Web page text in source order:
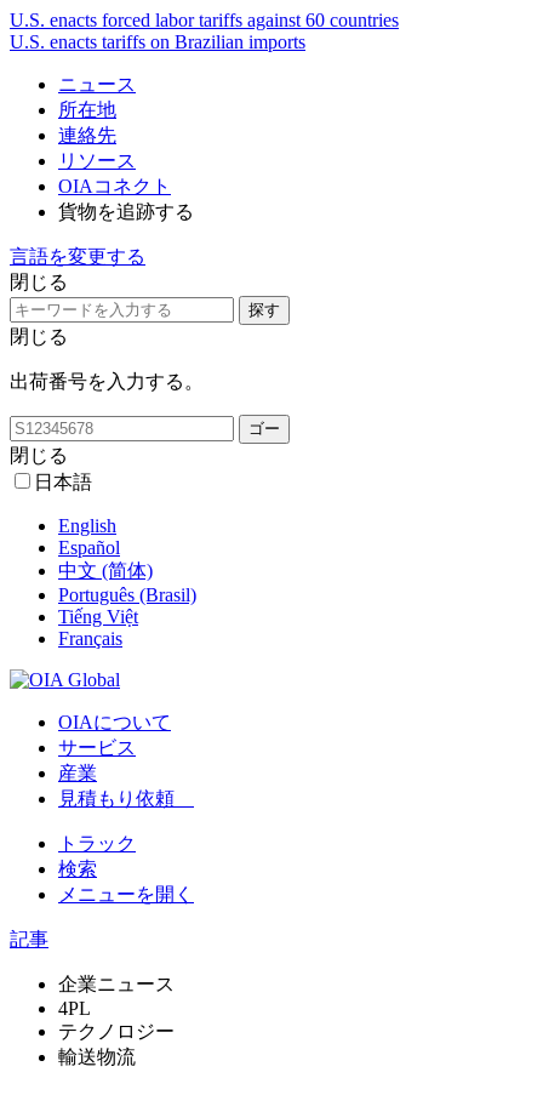
U.S. enacts forced labor tariffs against 60 countries
U.S. enacts tariffs on Brazilian imports
ニュース
所在地
連絡先
リソース
OIAコネクト
貨物を追跡する
言語を変更する
閉じる
閉じる
出荷番号を入力する。
閉じる
日本語
English
Español
中文 (简体)
Português (Brasil)
Tiếng Việt
Français
OIAについて
サービス
産業
見積もり依頼
トラック
検索
メニューを開く
記事
企業ニュース
4PL
テクノロジー
輸送物流